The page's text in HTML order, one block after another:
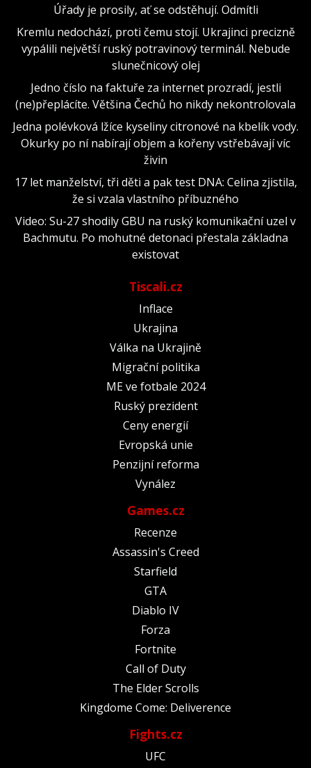
Úřady je prosily, ať se odstěhují. Odmítli
Kremlu nedochází, proti čemu stojí. Ukrajinci precizně
vypálili největší ruský potravinový terminál. Nebude
slunečnicový olej
Jedno číslo na faktuře za internet prozradí, jestli
(ne)přeplácíte. Většina Čechů ho nikdy nekontrolovala
Jedna polévková lžíce kyseliny citronové na kbelík vody.
Okurky po ní nabírají objem a kořeny vstřebávají víc
živin
17 let manželství, tři děti a pak test DNA: Celina zjistila,
že si vzala vlastního příbuzného
Video: Su-27 shodily GBU na ruský komunikační uzel v
Bachmutu. Po mohutné detonaci přestala základna
existovat
Tiscali.cz
Inflace
Ukrajina
Válka na Ukrajině
Migrační politika
ME ve fotbale 2024
Ruský prezident
Ceny energií
Evropská unie
Penzijní reforma
Vynález
Games.cz
Recenze
Assassin's Creed
Starfield
GTA
Diablo IV
Forza
Fortnite
Call of Duty
The Elder Scrolls
Kingdome Come: Deliverence
Fights.cz
UFC